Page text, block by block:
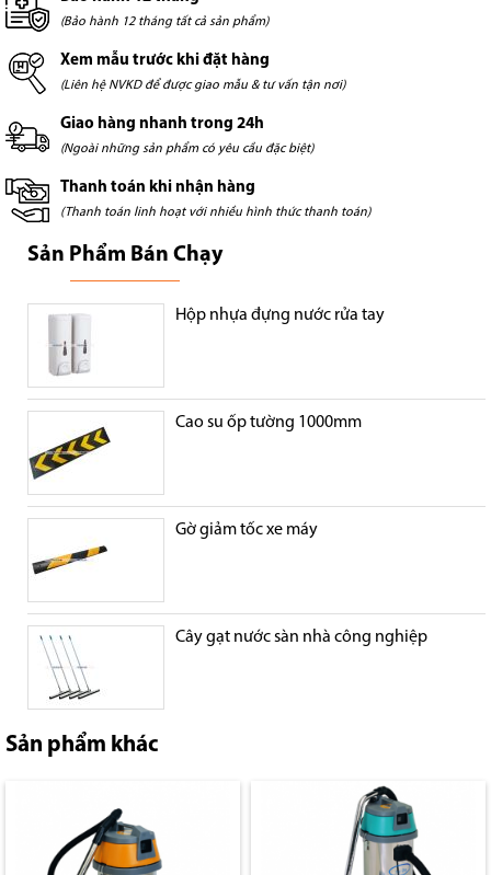
(Bảo hành 12 tháng tất cả sản phẩm)
Xem mẫu trước khi đặt hàng
(Liên hệ NVKD để được giao mẫu & tư vấn tận nơi)
Giao hàng nhanh trong 24h
(Ngoài những sản phẩm có yêu cầu đặc biệt)
Thanh toán khi nhận hàng
(Thanh toán linh hoạt với nhiều hình thức thanh toán)
Sản Phẩm Bán Chạy
Hộp nhựa đựng nước rửa tay
Cao su ốp tường 1000mm
Gờ giảm tốc xe máy
Cây gạt nước sàn nhà công nghiệp
Sản phẩm khác